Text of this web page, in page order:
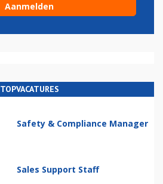
TOPVACATURES
Safety & Compliance Manager
Sales Support Staff